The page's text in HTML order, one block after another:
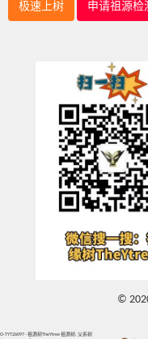
极速上树 申请祖源检
©
O-TYT26097 - 祖源树TheYtree 祖源树, 父系树